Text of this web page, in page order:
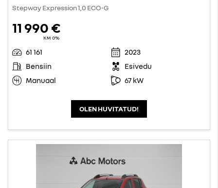
Stepway Expression 1,0 ECO-G
11 990 €
KM 0%
61 161
2023
Bensiin
Esivedu
Manuaal
67 kW
OLEN HUVITATUD!